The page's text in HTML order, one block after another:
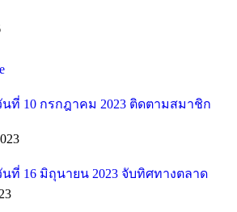
นที่ 10 กรกฎาคม 2023 ติดตามสมาชิก
นที่ 16 มิถุนายน 2023 จับทิศทางตลาด